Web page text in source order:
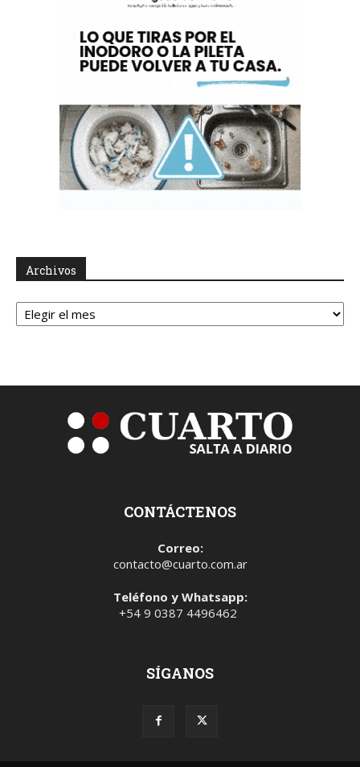
Archivos
Archivos
CONTÁCTENOS
Correo:
contacto@cuarto.com.ar
Teléfono y Whatsapp:
+54 9 0387 4496462
SÍGANOS